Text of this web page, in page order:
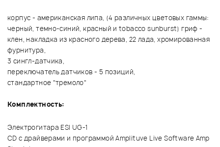
корпус - американская липа, (4 различных цветовых гаммы:
черный, темно-синий, красный и tobacco sunburst) гриф -
клен, накладка из красного дерева, 22 лада, хромированная
фурнитура,
3 сингл-датчика,
переключатель датчиков - 5 позиций,
стандартное "тремоло"
Комплектность:
Электрогитара ESI UG-1
CD с драйверами и программой Amplituve Live Software Amp